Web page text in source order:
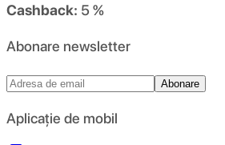
Cashback: 5 %
Abonare newsletter
Abonare
Aplicație de mobil